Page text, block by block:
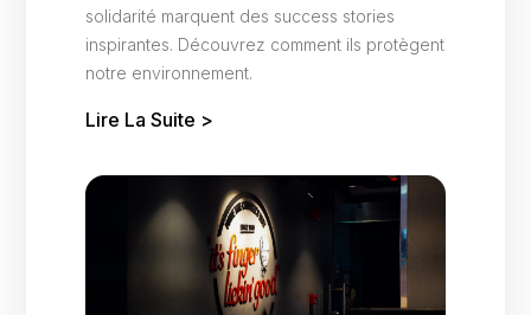
solidarité marquent des success stories
inspirantes. Découvrez comment ils protègent
notre environnement.
Lire La Suite >